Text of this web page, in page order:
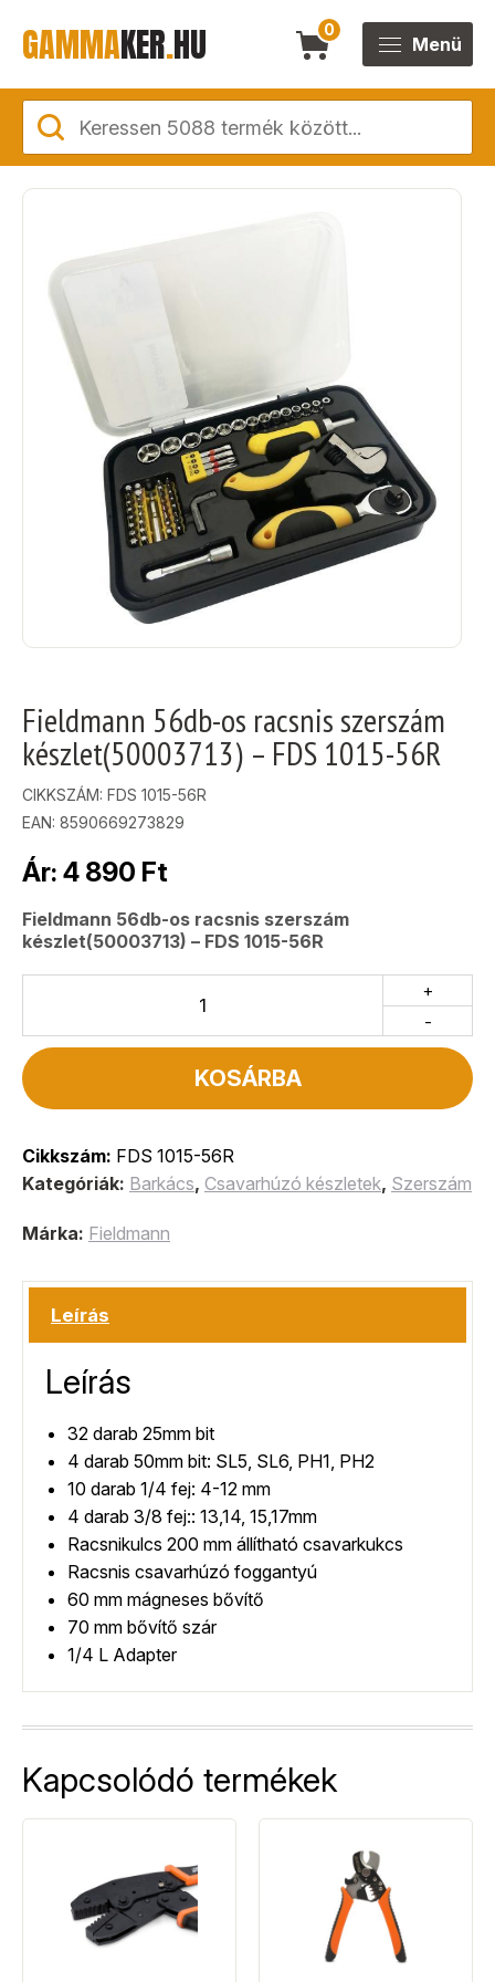
GAMMAKER.HU 0
Menü
Fieldmann 56db-os racsnis szerszám
készlet(50003713) – FDS 1015-56R
CIKKSZÁM: FDS 1015-56R
EAN: 8590669273829
Ár: 4 890 Ft
Fieldmann 56db-os racsnis szerszám
készlet(50003713) – FDS 1015-56R
-
+
KOSÁRBA
Cikkszám: FDS 1015-56R
Kategóriák: Barkács, Csavarhúzó készletek, Szerszám
Márka: Fieldmann
Leírás
Leírás
32 darab 25mm bit
4 darab 50mm bit: SL5, SL6, PH1, PH2
10 darab 1/4 fej: 4-12 mm
4 darab 3/8 fej:: 13,14, 15,17mm
Racsnikulcs 200 mm állítható csavarkukcs
Racsnis csavarhúzó foggantyú
60 mm mágneses bővítő
70 mm bővítő szár
1/4 L Adapter
Kapcsolódó termékek